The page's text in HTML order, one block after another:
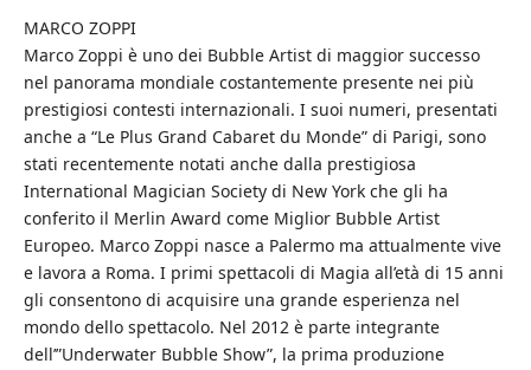
MARCO ZOPPI
Marco Zoppi è uno dei Bubble Artist di maggior successo
nel panorama mondiale costantemente presente nei più
prestigiosi contesti internazionali. I suoi numeri, presentati
anche a “Le Plus Grand Cabaret du Monde” di Parigi, sono
stati recentemente notati anche dalla prestigiosa
International Magician Society di New York che gli ha
conferito il Merlin Award come Miglior Bubble Artist
Europeo. Marco Zoppi nasce a Palermo ma attualmente vive
e lavora a Roma. I primi spettacoli di Magia all’età di 15 anni
gli consentono di acquisire una grande esperienza nel
mondo dello spettacolo. Nel 2012 è parte integrante
dell’”Underwater Bubble Show”, la prima produzione